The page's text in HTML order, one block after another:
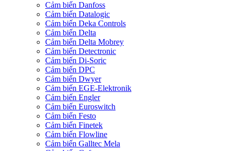
Cảm biến Danfoss
Cảm biến Datalogic
Cảm biến Deka Controls
Cảm biến Delta
Cảm biến Delta Mobrey
Cảm biến Detectronic
Cảm biến Di-Soric
Cảm biến DPC
Cảm biến Dwyer
Cảm biến EGE-Elektronik
Cảm biến Engler
Cảm biến Euroswitch
Cảm biến Festo
Cảm biến Finetek
Cảm biến Flowline
Cảm biến Galltec Mela